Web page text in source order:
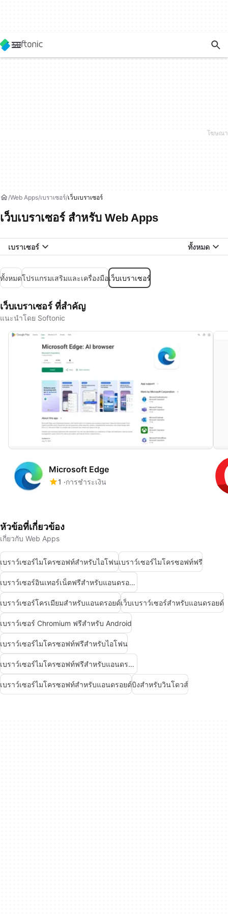
Web Apps เบราเซอร์ เว็บเบราเซอร์
เว็บเบราเซอร์ สำหรับ Web Apps
เบราเซอร์ ทั้งหมด
ทั้งหมดโปรแกรมเสริมและเครื่องมือเว็บเบราเซอร์
เว็บเบราเซอร์ ที่สำคัญ
แนะนำโดย Softonic
Microsoft Edge
1 การชำระเงิน
หัวข้อที่เกี่ยวข้อง
เกี่ยวกับ Web Apps
เบราว์เซอร์ไมโครซอฟท์สำหรับไอโฟนเบราว์เซอร์ไมโครซอฟท์ฟรี
เบราว์เซอร์อินเทอร์เน็ตฟรีสำหรับแอนดรอยด์
เบราว์เซอร์โครเมียมสำหรับแอนดรอยด์เว็บเบราว์เซอร์สำหรับแอนดรอยด์
เบราว์เซอร์ Chromium ฟรีสำหรับ Android
เบราว์เซอร์ไมโครซอฟท์ฟรีสำหรับไอโฟน
เบราว์เซอร์ไมโครซอฟท์ฟรีสำหรับแอนดรอยด์
เบราว์เซอร์ไมโครซอฟท์สำหรับแอนดรอยด์บิงสำหรับวินโดวส์